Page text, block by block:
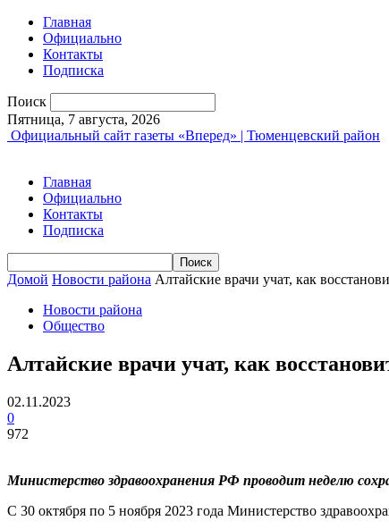
Главная
Официально
Контакты
Подписка
Поиск
Пятница, 7 августа, 2026
Официальный сайт газеты «Вперед» | Тюменцевский район
Главная
Официально
Контакты
Подписка
Домой Новости района Алтайские врачи учат, как
Новости района
Общество
Алтайские врачи учат, как
02.11.2023
0
972
Министерство здравоохранения РФ проводит неделю
С 30 октября по 5 ноября 2023 года Министерство